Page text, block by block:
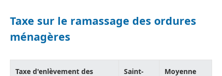
Taxe sur le ramassage des ordures
ménagères
Taxe d'enlèvement des
Saint-
Moyenne